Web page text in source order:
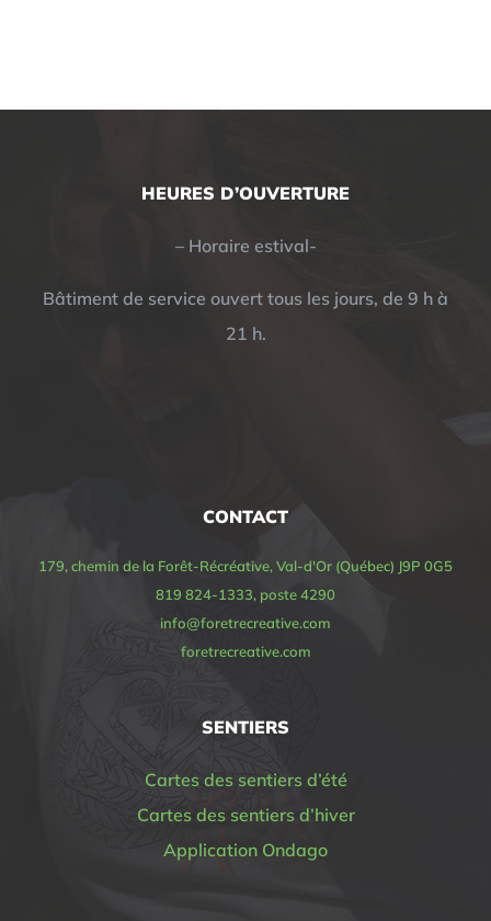
HEURES D’OUVERTURE
– Horaire estival-
Bâtiment de service ouvert tous les jours, de 9 h à
21 h.
CONTACT
179, chemin de la Forêt-Récréative, Val-d'Or (Québec) J9P 0G5
819 824-1333, poste 4290
info@foretrecreative.com
foretrecreative.com
SENTIERS
Cartes des sentiers d’été
Cartes des sentiers d’hiver
Application Ondago